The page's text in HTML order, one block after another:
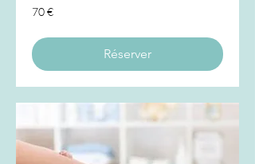
70
euros
70 €
Réserver